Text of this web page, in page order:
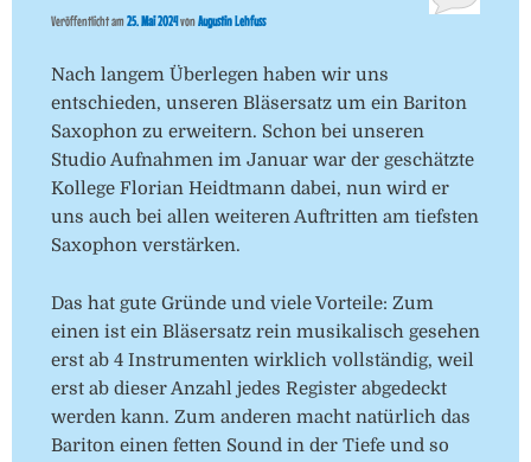
Veröffentlicht am25. Mai 2024vonAugustin Lehfuss
Nach langem Überlegen haben wir uns
entschieden, unseren Bläsersatz um ein Bariton
Saxophon zu erweitern. Schon bei unseren
Studio Aufnahmen im Januar war der geschätzte
Kollege Florian Heidtmann dabei, nun wird er
uns auch bei allen weiteren Auftritten am tiefsten
Saxophon verstärken.
Das hat gute Gründe und viele Vorteile: Zum
einen ist ein Bläsersatz rein musikalisch gesehen
erst ab 4 Instrumenten wirklich vollständig, weil
erst ab dieser Anzahl jedes Register abgedeckt
werden kann. Zum anderen macht natürlich das
Bariton einen fetten Sound in der Tiefe und so